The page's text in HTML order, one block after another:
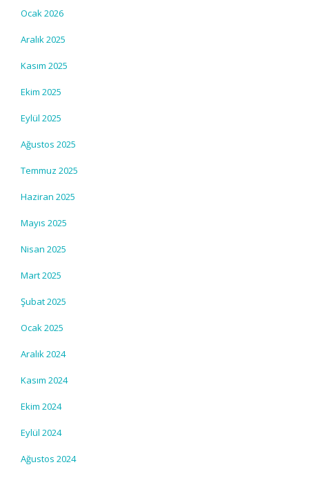
Ocak 2026
Aralık 2025
Kasım 2025
Ekim 2025
Eylül 2025
Ağustos 2025
Temmuz 2025
Haziran 2025
Mayıs 2025
Nisan 2025
Mart 2025
Şubat 2025
Ocak 2025
Aralık 2024
Kasım 2024
Ekim 2024
Eylül 2024
Ağustos 2024